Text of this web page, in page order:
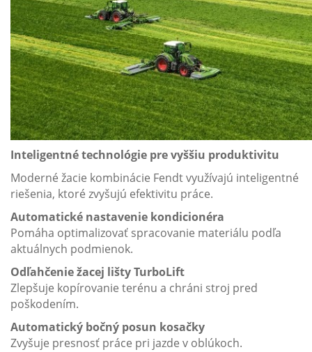
Inteligentné technológie pre vyššiu produktivitu
Moderné žacie kombinácie Fendt využívajú inteligentné
riešenia, ktoré zvyšujú efektivitu práce.
Automatické nastavenie kondicionéra
Pomáha optimalizovať spracovanie materiálu podľa
aktuálnych podmienok.
Odľahčenie žacej lišty TurboLift
Zlepšuje kopírovanie terénu a chráni stroj pred
poškodením.
Automatický bočný posun kosačky
Zvyšuje presnosť práce pri jazde v oblúkoch.